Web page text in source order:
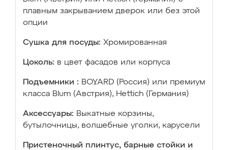
плавным закрыванием дверок или без этой
опции
Сушка для посуды: Хромированная
Цоколь: в цвет фасадов или корпуса
Подъемники : BOYARD (Россия) или премиум
класса Blum (Австрия), Hettich (Германия)
Аксессуары: Выкатные корзины,
бутылочницы, волшебные уголки, карусели
Пристеночный плинтус, барные стойки и